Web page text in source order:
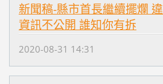
新聞稿-縣市首長繼續擺爛
資訊不公開 誰知你有拆
2020-08-31 14:31